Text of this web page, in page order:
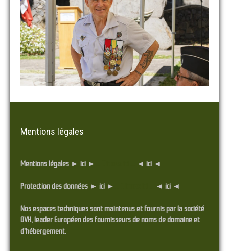
Mentions légales
Mentions légales ► ici ► ◄ ici ◄
Protection des données ► ici ► ◄ ici ◄
Nos espaces techniques sont maintenus et fournis par la société
OVH, leader Européen des fournisseurs de noms de domaine et
d'hébergement.